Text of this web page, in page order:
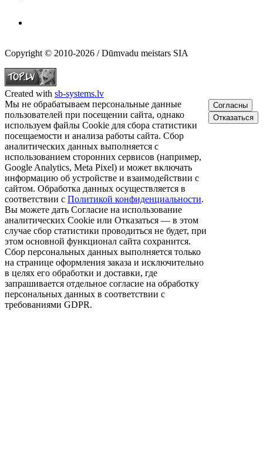
Copyright © 2010-2026 / Dūmvadu meistars SIA
Created with sb-systems.lv
Мы не обрабатываем персональные данные
пользователей при посещении сайта, однако
используем файлы Cookie для сбора статистики
посещаемости и анализа работы сайта. Сбор
аналитических данных выполняется с
использованием сторонних сервисов (например,
Google Analytics, Meta Pixel) и может включать
информацию об устройстве и взаимодействии с
сайтом. Обработка данных осуществляется в
соответствии с Политикой конфиденциальности.
Вы можете дать Согласие на использование
аналитических Cookie или Отказаться — в этом
случае сбор статистики проводиться не будет, при
этом основной функционал сайта сохранится.
Сбор персональных данных выполняется только
на странице оформления заказа и исключительно
в целях его обработки и доставки, где
запрашивается отдельное согласие на обработку
персональных данных в соответствии с
требованиями GDPR.
Согласны
Отказаться